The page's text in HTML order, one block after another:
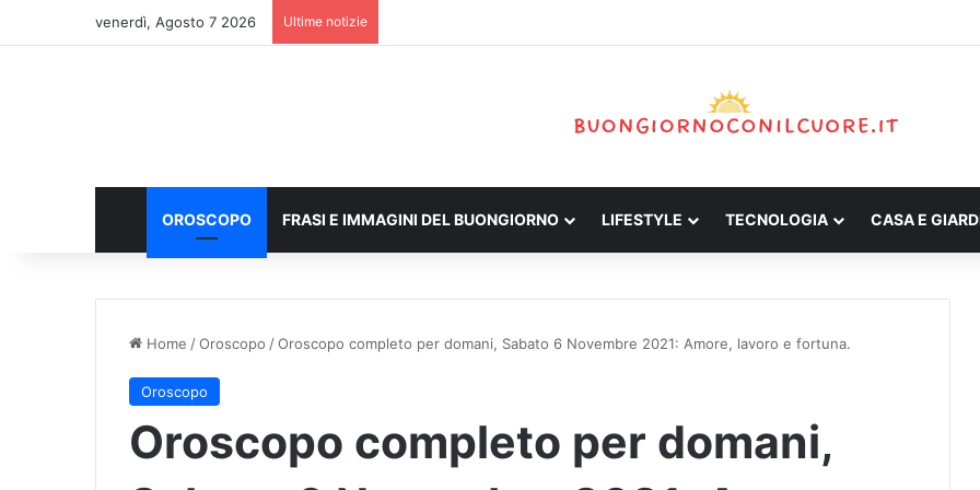
venerdì, Agosto 7 2026 Ultime notizie
OROSCOPO FRASI E IMMAGINI DEL BUONGIORNO LIFESTYLE TECNOLOGIA CASA E
Home /Oroscopo /Oroscopo completo per domani, Sabato 6 Novembre 2021: Amore, lavoro e fortuna.
Oroscopo
Oroscopo completo per domani,